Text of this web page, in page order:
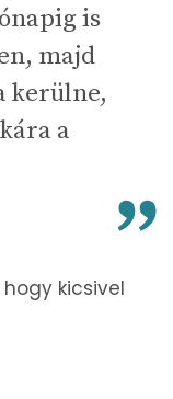
is
majd
kerülne,
a
kicsivel